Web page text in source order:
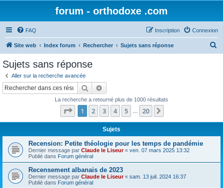
forum - orthodoxe .com
FAQ Connexion
Inscription
Site web Index forum Rechercher Sujets sans réponse
Sujets sans réponse
Aller sur la recherche avancée
Rechercher
La recherche a retourné plus de 1000 résultats
Page 1sur20
1 2 3 4 5 20
Sujets
Recension: Petite théologie pour les temps de pandémie
Dernier message par Claude le Liseur« ven. 07 mars 2025 13:32
Publié dans Forum général
Recensement albanais de 2023
Dernier message par Claude le Liseur« sam. 13 juil. 2024 16:37
Publié dans Forum général